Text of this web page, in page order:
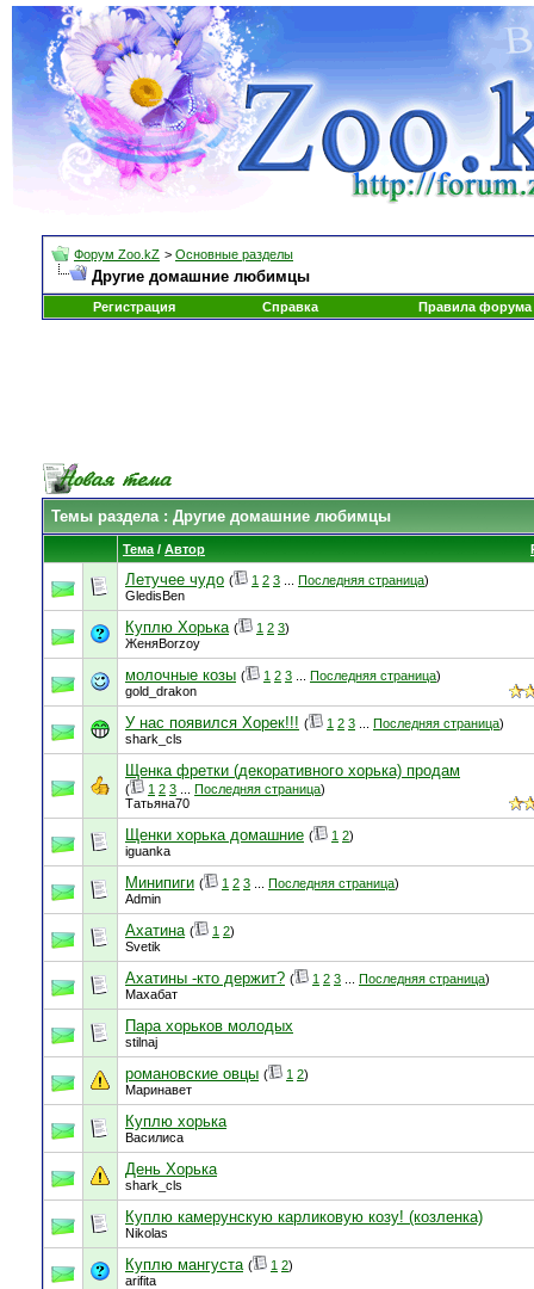
Форум Zoo.kZ > Основные разделы
Другие домашние любимцы
Регистрация Справка Правила форума
Темы раздела: Другие домашние любимцы
Тема / Автор
Летучее чудо ( 1 2 3 Последняя страница)
GledisBen
Куплю Хорька ( 1 2 3)
ЖеняBorzoy
молочные козы ( 1 2 3 Последняя страница)
gold_drakon
У нас появился Хорек!!! ( 1 2 3 Последняя страница)
shark_cls
Щенка фретки (декоративного хорька) продам
( 1 2 3 Последняя страница)
Татьяна70
Щенки хорька домашние ( 1 2)
iguanka
Минипиги ( 1 2 3 Последняя страница)
Admin
Ахатина ( 1 2)
Svetik
Ахатины -кто держит? ( 1 2 3 Последняя страница)
Махабат
Пара хорьков молодых
stilnaj
романовские овцы ( 1 2)
Маринавет
Куплю хорька
Василиса
День Хорька
shark_cls
Куплю камерунскую карликовую козу! (козленка)
Nikolas
Куплю мангуста ( 1 2)
arifita